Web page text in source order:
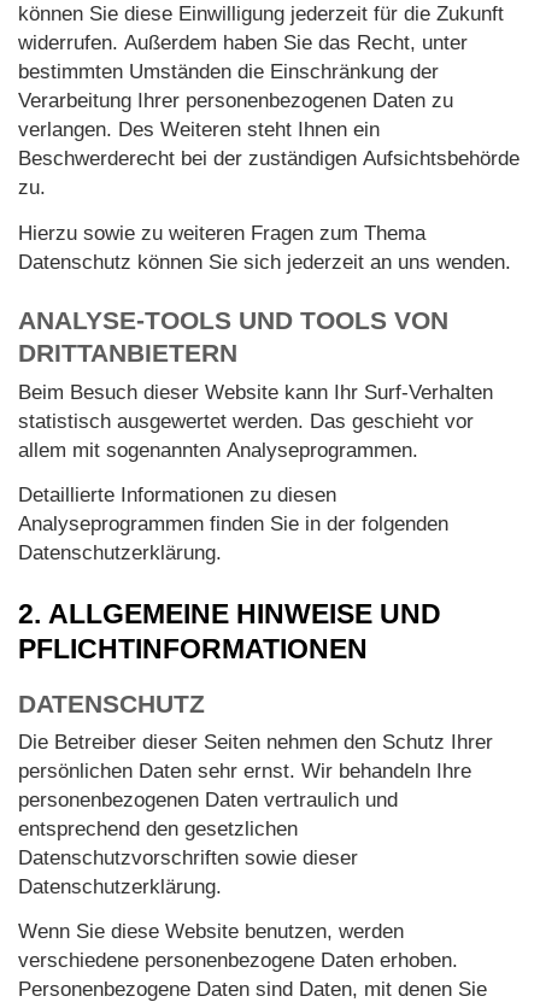
können Sie diese Einwilligung jederzeit für die Zukunft
widerrufen. Außerdem haben Sie das Recht, unter
bestimmten Umständen die Einschränkung der
Verarbeitung Ihrer personenbezogenen Daten zu
verlangen. Des Weiteren steht Ihnen ein
Beschwerderecht bei der zuständigen Aufsichtsbehörde
zu.
Hierzu sowie zu weiteren Fragen zum Thema
Datenschutz können Sie sich jederzeit an uns wenden.
ANALYSE-TOOLS UND TOOLS VON
DRITT­ANBIETERN
Beim Besuch dieser Website kann Ihr Surf-Verhalten
statistisch ausgewertet werden. Das geschieht vor
allem mit sogenannten Analyseprogrammen.
Detaillierte Informationen zu diesen
Analyseprogrammen finden Sie in der folgenden
Datenschutzerklärung.
2. ALLGEMEINE HINWEISE UND
PFLICHT­INFORMATIONEN
DATENSCHUTZ
Die Betreiber dieser Seiten nehmen den Schutz Ihrer
persönlichen Daten sehr ernst. Wir behandeln Ihre
personenbezogenen Daten vertraulich und
entsprechend den gesetzlichen
Datenschutzvorschriften sowie dieser
Datenschutzerklärung.
Wenn Sie diese Website benutzen, werden
verschiedene personenbezogene Daten erhoben.
Personenbezogene Daten sind Daten, mit denen Sie